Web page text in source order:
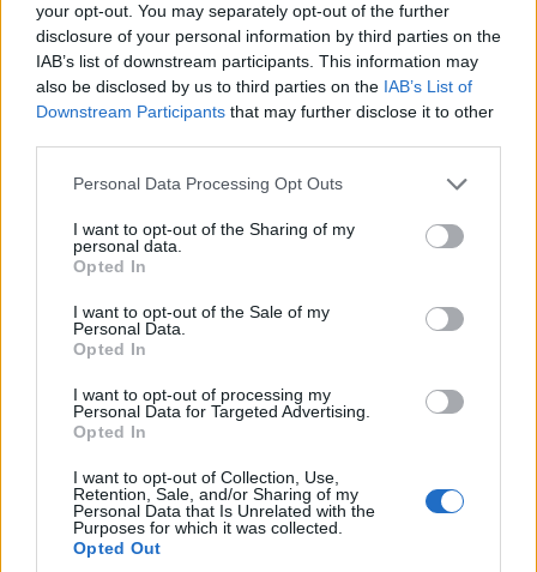
your opt-out. You may separately opt-out of the further
disclosure of your personal information by third parties on the
IAB’s list of downstream participants. This information may
also be disclosed by us to third parties on the IAB’s List of
Downstream Participants that may further disclose it to other
Please note that this website/app uses one or more Google
not limited to your visit or usage behaviour. You may click to
grant or deny consent to Google and its third-party tags to
use your data for below specified purposes in below Google
consent section.
Personal Data Processing Opt Outs
I want to opt-out of the Sharing of my
personal data.
Opted In
I want to opt-out of the Sale of my
Personal Data.
Opted In
I want to opt-out of processing my
Personal Data for Targeted Advertising.
Opted In
I want to opt-out of Collection, Use,
Retention, Sale, and/or Sharing of my
Personal Data that Is Unrelated with the
Purposes for which it was collected.
Opted Out
powita Was przyjemnym podbiciem obrotów i
pomrukiemkomunikującym gotowość do akcji.
„Wiszące” jak w Alfie Romeo wskazówki wykonają
pełen obrót i powrócą do punktu wyjściowego. Obrót
kierowcę, samochód sam się doprasza ostrego
traktowania. Nic dziwnego, pod maską Cupry
niecierpliwi się bowiem
Dwulitrowy silnik TSI z bezpośrednim wtryskiem dzięki
obecności turbo potrafi wykrzesać z siebie aż
Nm osiąganych w zakresie 1 700 – 5 800 obr./min
Prędkość maksymalną ograniczono do 250 km/h, a
osiągnięcie ze startu zatrzymanego 100 km/h to dla
rodzinnego sportowca kwestia 6 sekund… Pod
warunkiem, że jest sucha nawierzchnia. Jesteście
pewnie ciekawi dlaczego, więc spieszę z odpowiedzią.